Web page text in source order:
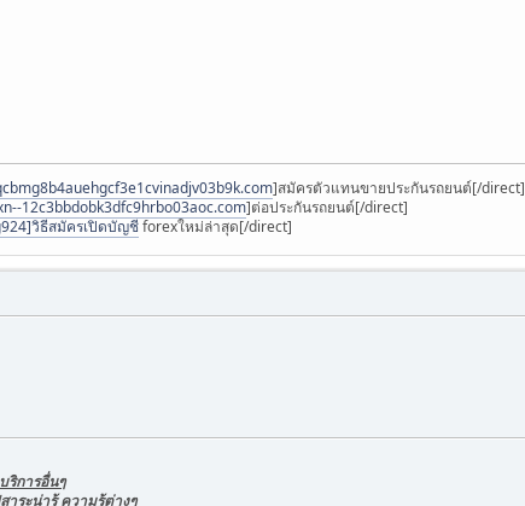
]สมัครตัวแทนขายประกันรถยนต์[/direct]
12c3bbdobk3dfc9hrbo03aoc.com]ต่อประกันรถยนต์[/direct]
วิธีสมัครเปิดบัญชีforexใหม่ล่าสุด[/direct]
ริการอื่นๆ
ระน่ารู้ ความรู้ต่างๆ